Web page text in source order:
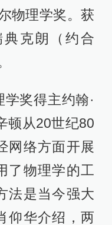
物理学奖。获
克朗（约合
奖得主约翰·
顿从20世纪80
网络方面开展
了物理学的工
法是当今强大
仰华介绍，两